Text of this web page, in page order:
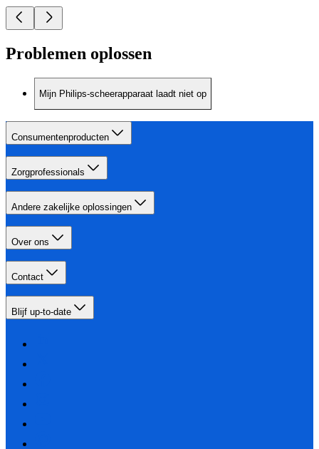
Problemen oplossen
Mijn Philips-scheerapparaat laadt niet op
Consumentenproducten
Zorgprofessionals
Andere zakelijke oplossingen
Over ons
Contact
Blijf up-to-date